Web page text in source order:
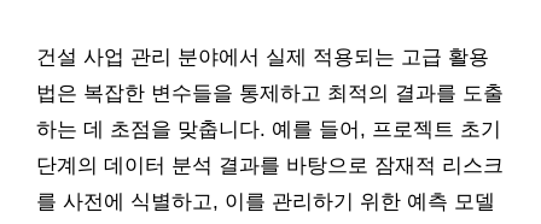
건설 사업 관리 분야에서 실제 적용되는 고급 활용
법은 복잡한 변수들을 통제하고 최적의 결과를 도출
하는 데 초점을 맞춥니다. 예를 들어, 프로젝트 초기
단계의 데이터 분석 결과를 바탕으로 잠재적 리스크
를 사전에 식별하고, 이를 관리하기 위한 예측 모델